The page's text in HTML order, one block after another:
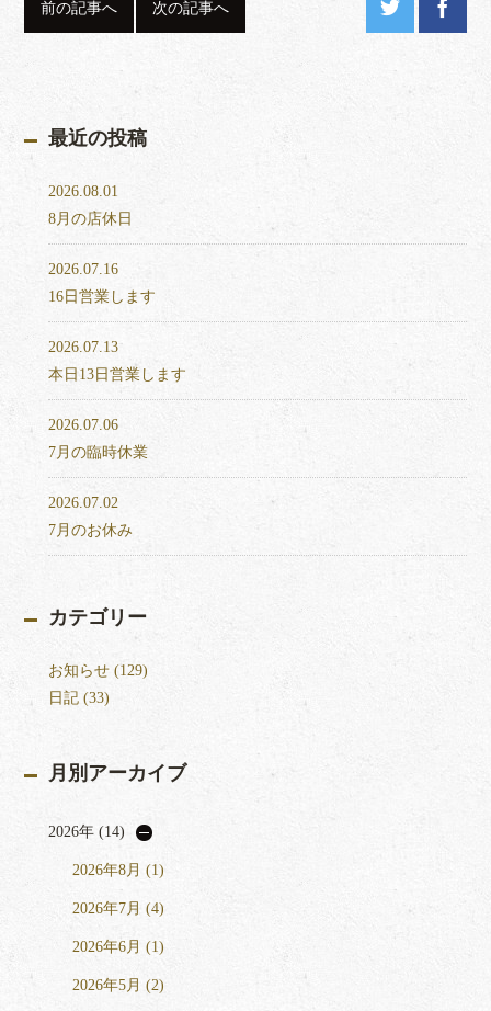
前の記事へ 次の記事へ
最近の投稿
2026.08.01
8月の店休日
2026.07.16
16日営業します
2026.07.13
本日13日営業します
2026.07.06
7月の臨時休業
2026.07.02
7月のお休み
カテゴリー
お知らせ (129)
日記 (33)
月別アーカイブ
2026年 (14)
2026年8月 (1)
2026年7月 (4)
2026年6月 (1)
2026年5月 (2)